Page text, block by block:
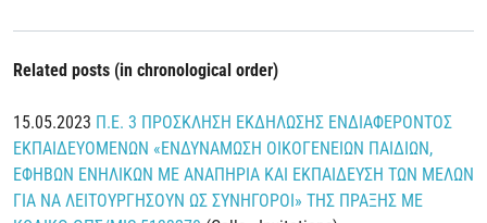
Related posts (in chronological order)
15.05.2023 Π.Ε. 3 ΠΡΟΣΚΛΗΣΗ ΕΚΔΗΛΩΣΗΣ ΕΝΔΙΑΦΕΡΟΝΤΟΣ
ΕΚΠΑΙΔΕΥΟΜΕΝΩΝ «ΕΝΔΥΝΑΜΩΣΗ ΟΙΚΟΓΕΝΕΙΩΝ ΠΑΙΔΙΩΝ,
ΕΦΗΒΩΝ ΕΝΗΛΙΚΩΝ ΜΕ ΑΝΑΠΗΡΙΑ ΚΑΙ ΕΚΠΑΙΔΕΥΣΗ ΤΩΝ ΜΕΛΩΝ
ΓΙΑ ΝΑ ΛΕΙΤΟΥΡΓΗΣΟΥΝ ΩΣ ΣΥΝΗΓΟΡΟΙ» ΤΗΣ ΠΡΑΞΗΣ ΜΕ